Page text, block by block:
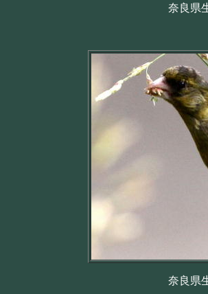
奈良県
奈良県